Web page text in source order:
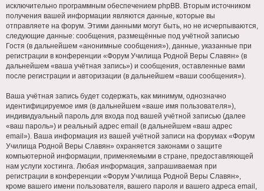
исключительно программным обеспечением phpBB. Вторым источником
получения вашей информации являются данные, которые вы
отправляете на форум. Этими данными могут быть, но не исчерпываются,
следующие данные: сообщения, размещённые под учётной записью
Гостя (в дальнейшем «анонимные сообщения»), данные, указанные при
регистрации в конференции «Форум Училища Родной Веры Славян» (в
дальнейшем «ваша учётная запись») и сообщения, оставленные вами
после регистрации и авторизации (в дальнейшем «ваши сообщения»).
Ваша учётная запись будет содержать, как минимум, однозначно
идентифицируемое имя (в дальнейшем «ваше имя пользователя»),
индивидуальный пароль для входа под вашей учётной записью (далее
«ваш пароль») и реальный адрес email (в дальнейшем «ваш адрес
email»). Ваша информация из вашей учётной записи на форумах «Форум
Училища Родной Веры Славян» охраняется законами о защите
компьютерной информации, применяемыми в стране, предоставляющей
нам услуги хостинга. Любая информация, запрашиваемая при
регистрации в конференции «Форум Училища Родной Веры Славян»,
кроме вашего имени пользователя, вашего пароля и вашего адреса email,